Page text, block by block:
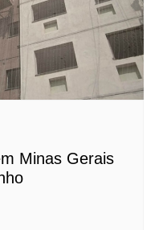
Minas Gerais